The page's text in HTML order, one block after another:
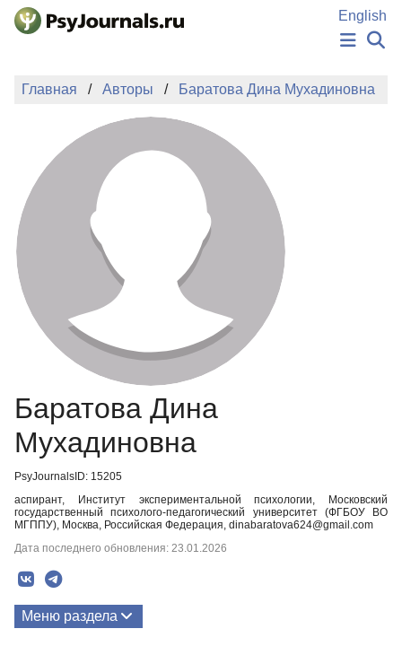
Перейти к основному содержанию
English
НОВОСТИ
АВТОРЫ
ПОДАТЬ РУКОПИСЬ
БАЗА ЗНАНИЙ
КЛЮЧЕВЫЕ СЛОВА
Регистрация
Главная Авторы Баратова Дина Мухадиновна
Баратова Дина
Мухадиновна
PsyJournalsID: 15205
аспирант, Институт экспериментальной психологии, Московский
государственный психолого-педагогический университет (ФГБОУ ВО
МГППУ), Москва, Российская Федерация, dinabaratova624@gmail.com
Дата последнего обновления: 23.01.2026
Меню раздела